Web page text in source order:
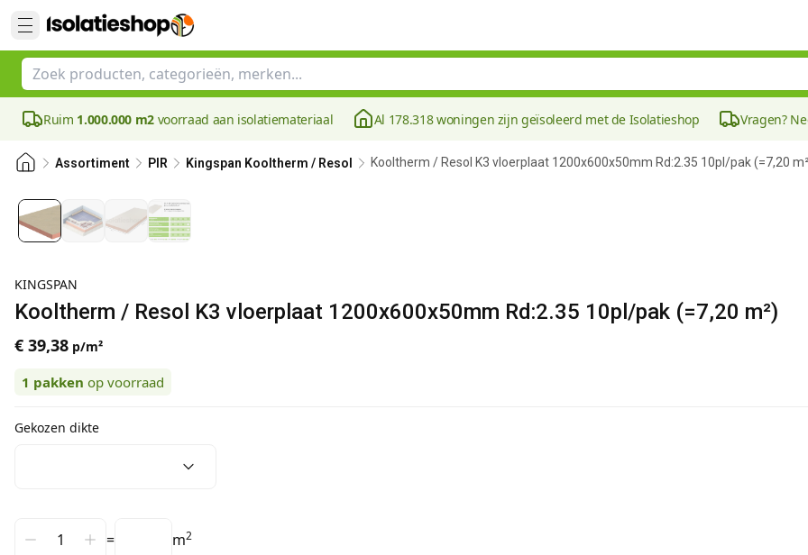
Ruim 1.000.000 m2 voorraad aan isolatiemateriaal Al 178.318 woningen zijn geïsoleerd met de Isolatieshop Vragen?
Assortiment PIR Kingspan Kooltherm / Resol Kooltherm / Resol K3 vloerplaat 1200x600x50mm Rd:2.35 10pl/pak (=7,20
KINGSPAN
Kooltherm / Resol K3 vloerplaat 1200x600x50mm Rd:2.35 10pl/pak (=7,20 m²)
€ 39,38 p/m²
1 pakken op voorraad
Gekozen dikte
= m2